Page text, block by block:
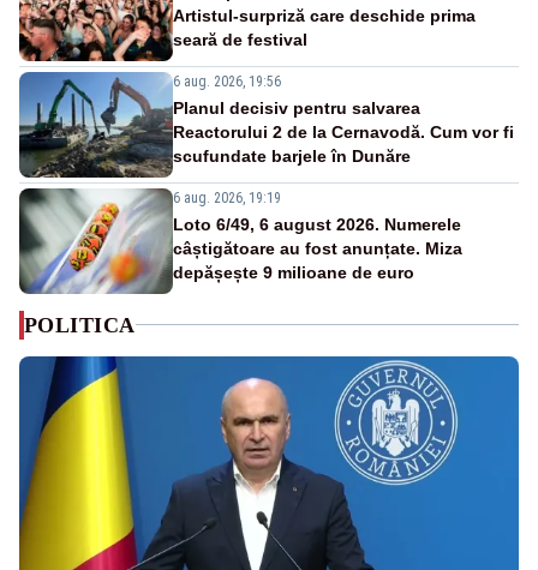
Artistul-surpriză care deschide prima
seară de festival
6 aug. 2026, 19:56
Planul decisiv pentru salvarea
Reactorului 2 de la Cernavodă. Cum vor fi
scufundate barjele în Dunăre
6 aug. 2026, 19:19
Loto 6/49, 6 august 2026. Numerele
câștigătoare au fost anunțate. Miza
depășește 9 milioane de euro
POLITICA